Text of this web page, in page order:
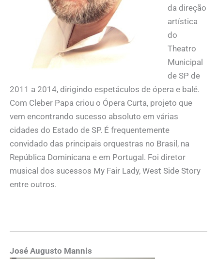
da direção
artística
do
Theatro
Municipal
de SP de
2011 a 2014, dirigindo espetáculos de ópera e balé.
Com Cleber Papa criou o Ópera Curta, projeto que
vem encontrando sucesso absoluto em várias
cidades do Estado de SP. É frequentemente
convidado das principais orquestras no Brasil, na
República Dominicana e em Portugal. Foi diretor
musical dos sucessos My Fair Lady, West Side Story
entre outros.
José Augusto Mannis